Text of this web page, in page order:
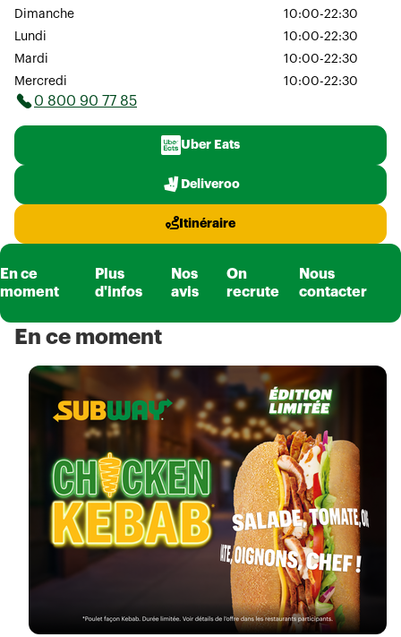
Dimanche
10:00-22:30
Lundi
10:00-22:30
Mardi
10:00-22:30
Mercredi
10:00-22:30
0 800 90 77 85
Uber Eats
Deliveroo
Itinéraire
En ce
moment
Plus
d'infos
Nos
avis
On
recrute
Nous
contacter
En ce moment